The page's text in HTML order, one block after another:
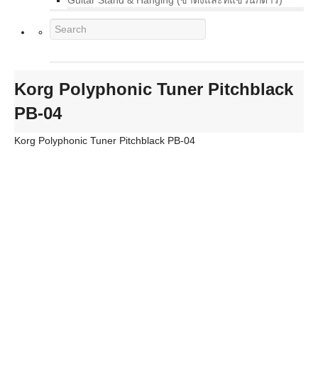
Korg Polyphonic Tuner Pitchblack
PB-04
Korg Polyphonic Tuner Pitchblack PB-04